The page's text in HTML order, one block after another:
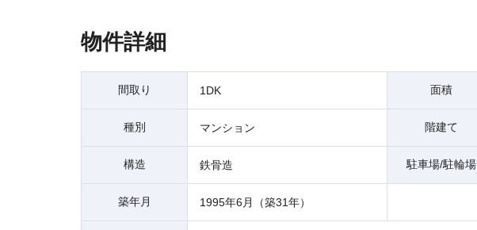
物件詳細
間取り 1DK 面積
種別 マンション 階建て
構造 鉄骨造 駐車場/駐輪場
築年月 1995年6月（築31年）